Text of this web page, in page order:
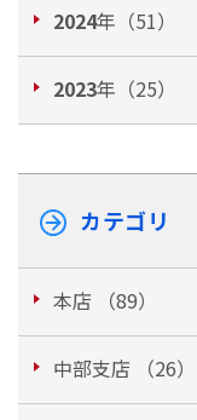
2024年（51）
2023年（25）
カテゴリ
本店 （89）
中部支店 （26）